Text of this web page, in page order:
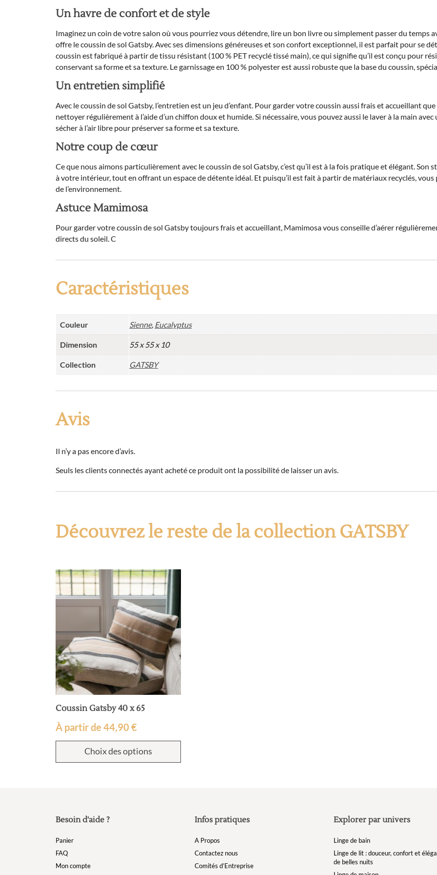
Un havre de confort et de style
Imaginez un coin de votre salon où vous pourriez vous détendre, lire un bon livre ou simplement passer du temps
offre le coussin de sol Gatsby. Avec ses dimensions généreuses et son confort exceptionnel, il est parfait pour se
coussin est fabriqué à partir de tissu résistant (100 % PET recyclé tissé main), ce qui signifie qu’il est conçu pour
conservant sa forme et sa texture. Le garnissage en 100 % polyester est aussi robuste que la base du coussin,
Un entretien simplifié
Avec le coussin de sol Gatsby, l’entretien est un jeu d’enfant. Pour garder votre coussin aussi frais et accueillant
nettoyer régulièrement à l’aide d’un chiffon doux et humide. Si nécessaire, vous pouvez aussi le laver à la main
sécher à l’air libre pour préserver sa forme et sa texture.
Notre coup de cœur
Ce que nous aimons particulièrement avec le coussin de sol Gatsby, c’est qu’il est à la fois pratique et élégant.
à votre intérieur, tout en offrant un espace de détente idéal. Et puisqu’il est fait à partir de matériaux recyclés,
de l’environnement.
Astuce Mamimosa
Pour garder votre coussin de sol Gatsby toujours frais et accueillant, Mamimosa vous conseille d’aérer
directs du soleil. C
Caractéristiques
Couleur Sienne, Eucalyptus
Dimension 55 x 55 x 10
Collection GATSBY
Avis
Il n’y a pas encore d’avis.
Seuls les clients connectés ayant acheté ce produit ont la possibilité de laisser un avis.
Découvrez le reste de la collection GATSBY
Coussin Gatsby 40 x 65
À partir de 44,90 €
Choix des options
Besoin d'aide ?
Panier
FAQ
Mon compte
Infos pratiques
A Propos
Contactez nous
Comités d’Entreprise
Explorer par univers
Linge de bain
Linge de lit : douceur, confort et
de belles nuits